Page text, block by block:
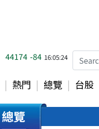
44174 -84 16:05:24
熱門 總覽 台股
總覽